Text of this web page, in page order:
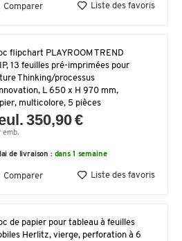
Comparer Liste des favoris
flipchart PLAYROOM TREND
13 feuilles pré-imprimées pour
Thinking/processus
L 650 x H 970 mm,
multicolore, 5 pièces
350,90 €
emb.
de livraison : dans 1 semaine
Comparer Liste des favoris
de papier pour tableau à feuilles
Herlitz, vierge, perforation à 6